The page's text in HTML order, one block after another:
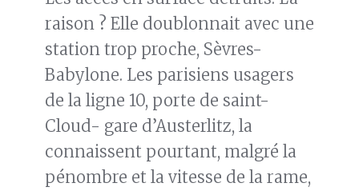
raison ? Elle doublonnait avec une
station trop proche, Sèvres-
Babylone. Les parisiens usagers
de la ligne 10, porte de saint-
Cloud- gare d’Austerlitz, la
connaissent pourtant, malgré la
pénombre et la vitesse de la rame,